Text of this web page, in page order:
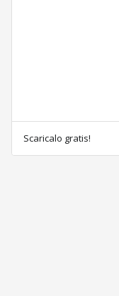
Scaricalo gratis!